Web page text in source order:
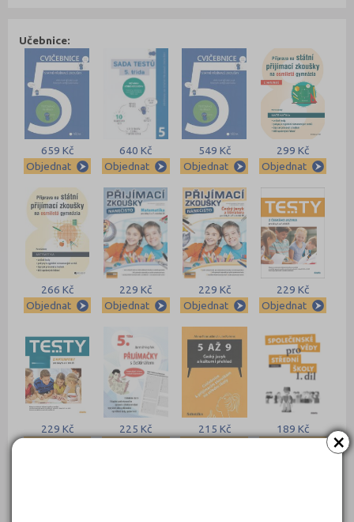
×
Učebnice:
659 Kč
Objednat
640 Kč
Objednat
549 Kč
Objednat
299 Kč
Objednat
266 Kč
Objednat
229 Kč
Objednat
229 Kč
Objednat
229 Kč
Objednat
229 Kč
225 Kč
215 Kč
189 Kč